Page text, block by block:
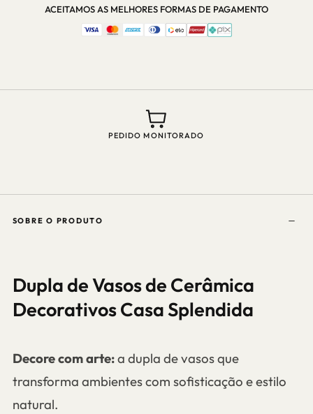
de
ACEITAMOS AS MELHORES FORMAS DE PAGAMENTO
ATENDIMENTO? CHAMA NO WHATSAPP
SOBRE O PRODUTO
Dupla de Vasos de Cerâmica
Decorativos Casa Splendida
Decore com arte:a dupla de vasos que
transforma ambientes com sofisticação e estilo
natural.